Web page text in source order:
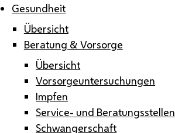
Gesundheit
Übersicht
Beratung & Vorsorge
Übersicht
Vorsorgeuntersuchungen
Impfen
Service- und Beratungsstellen
Schwangerschaft